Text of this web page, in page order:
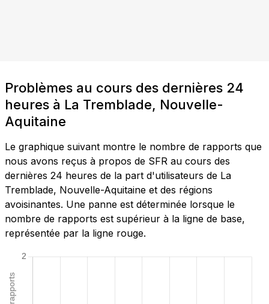
Problèmes au cours des dernières 24
heures à La Tremblade, Nouvelle-
Aquitaine
Le graphique suivant montre le nombre de rapports que
nous avons reçus à propos de SFR au cours des
dernières 24 heures de la part d'utilisateurs de La
Tremblade, Nouvelle-Aquitaine et des régions
avoisinantes. Une panne est déterminée lorsque le
nombre de rapports est supérieur à la ligne de base,
représentée par la ligne rouge.